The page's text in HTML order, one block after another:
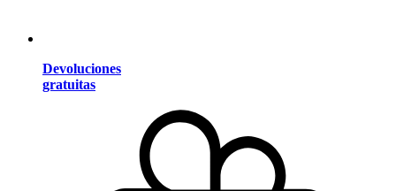
Devoluciones
gratuitas